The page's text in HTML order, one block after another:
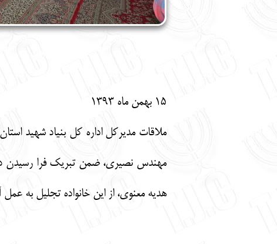
15 بهمن ماه 1393
ملاقات مدیرکل اداره کل بنیاد شهید
مهندس نصیری، ضمن تبریک فرا رسیدن
هدیه معنوی، از این خانواده تجلیل به عمل